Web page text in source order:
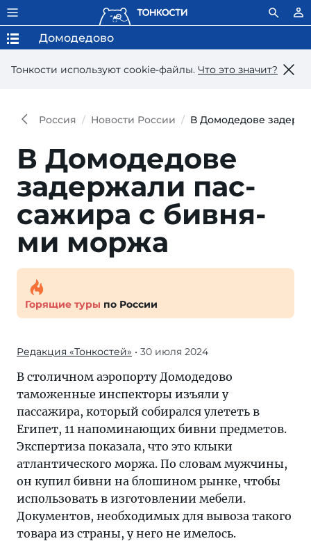
Тонкости используют сookie-файлы. Что это значит?
Домодедово
Россия Новости России В Домодедове
В Домодедове
задержали пас­
сажира с бивня­
ми моржа
Горящие туры по России
Редакция «Тонкостей» • 30 июля 2024
В столичном аэропорту Домодедово
таможенные инспекторы изъяли у
пассажира, который собирался улететь в
Египет, 11 напоминающих бивни предметов.
Экспертиза показала, что это клыки
атлантического моржа. По словам мужчины,
он купил бивни на блошином рынке, чтобы
использовать в изготовлении мебели.
Документов, необходимых для вывоза такого
товара из страны, у него не имелось.